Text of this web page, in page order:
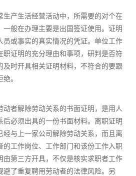
产生活经营活动中，所需要的对个在
般在办理主要是出国签证使用。证明
或事实的真实情况的凭证。单位工作
职证明的充分理由和事项，研判是否符
时开具相关证明材料，不符合的要跟
。
者解除劳动关系的书面证明，是用人
必须出具的一份书面材料。离职证明
与上一家公司解除劳动关系，而且离
工作岗位、工作部门和该份工作入职
由第三方开具，不仅是核实求职者工作
了重复聘用劳动者的法律风险。另